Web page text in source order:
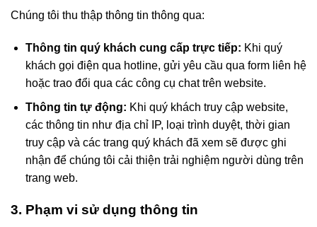
Chúng tôi thu thập thông tin thông qua:
Thông tin quý khách cung cấp trực tiếp: Khi quý
khách gọi điện qua hotline, gửi yêu cầu qua form liên hệ
hoặc trao đổi qua các công cụ chat trên website.
Thông tin tự động: Khi quý khách truy cập website,
các thông tin như địa chỉ IP, loại trình duyệt, thời gian
truy cập và các trang quý khách đã xem sẽ được ghi
nhận để chúng tôi cải thiện trải nghiệm người dùng trên
trang web.
3. Phạm vi sử dụng thông tin